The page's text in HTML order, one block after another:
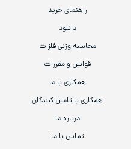
راهنمای خرید
دانلود
محاسبه وزنی فلزات
قوانین و مقررات
همکاری با ما
همکاری با تامین کنندگان
درباره ما
تماس با ما